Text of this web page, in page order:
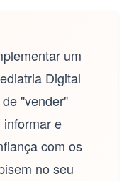
um
Digital
"vender"
informar e
com os
no seu